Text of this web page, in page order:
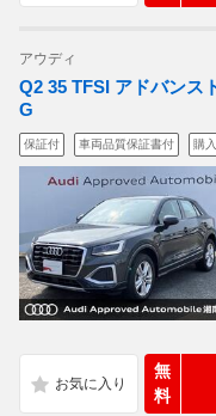
アウディ
Q2 35 TFSI アドバンス
G
保証付 車両品質保証書付 購
無
料